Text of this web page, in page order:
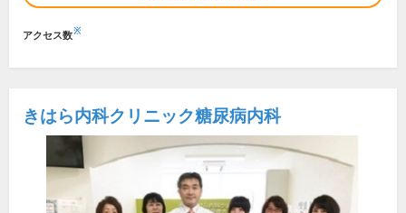
アクセス数※
きはら内科クリニック糖尿病内科